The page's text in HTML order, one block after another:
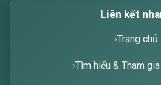
Liên kết
Trang chủ
Tìm hiểu & Tham